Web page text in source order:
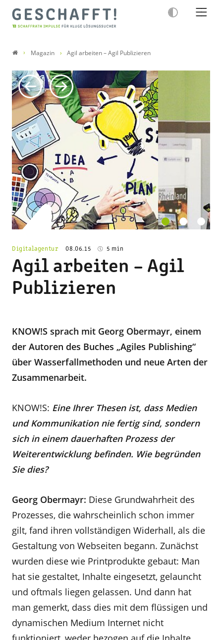
Magazin Agil arbeiten – Agil Publizieren
Digitalagentur 08.06.15 5 min
Agil arbeiten – Agil
Publizieren
KNOW!S sprach mit Georg Obermayr, einem
der Autoren des Buches „Agiles Publishing“
über Wasserfallmethoden und neue Arten der
Zusammenarbeit.
KNOW!S: EineIhrer Thesen ist, dass Medien
und Kommunikation nie fertig sind, sondern
sich in einem dauerhaften Prozess der
Weiterentwicklung befinden. Wie begründen
Sie dies?
Georg Obermayr: Diese Grundwahrheit des
Prozesses, die wahrscheinlich schon immer
gilt, fand ihren vollständigen Widerhall, als die
Gestaltung von Webseiten begann. Zunächst
wurden diese wie Printprodukte gebaut: Man
hat sie gestaltet, Inhalte eingesetzt, gelauncht
und oftmals liegen gelassen. Und dann hat
man gemerkt, dass dies mit dem flüssigen und
dynamischen Medium Internet nicht